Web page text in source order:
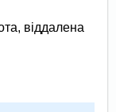
віддалена